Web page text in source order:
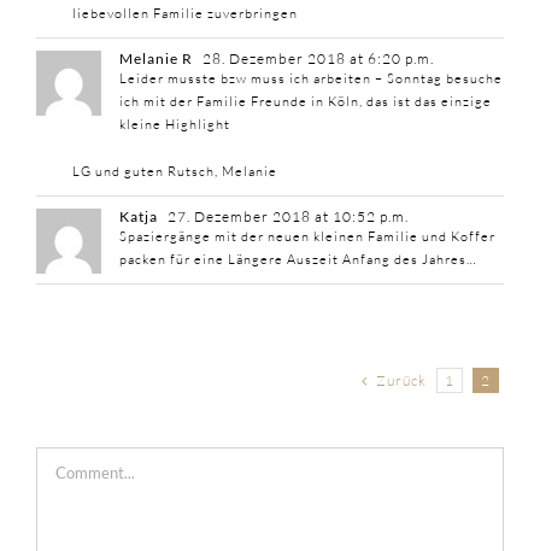
liebevollen Familie zuverbringen
Melanie R 28. Dezember 2018 at 6:20 p.m.
Leider musste bzw muss ich arbeiten – Sonntag besuche
ich mit der Familie Freunde in Köln, das ist das einzige
kleine Highlight
LG und guten Rutsch, Melanie
Katja 27. Dezember 2018 at 10:52 p.m.
Spaziergänge mit der neuen kleinen Familie und Koffer
packen für eine Längere Auszeit Anfang des Jahres…
Zurück 1 2
Comment